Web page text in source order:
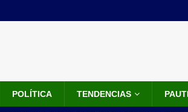
POLÍTICA TENDENCIAS